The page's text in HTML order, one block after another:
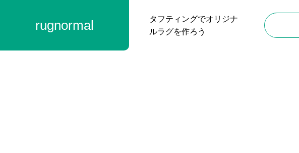
rugnormal
タフティングでオリジナ
ルラグを作ろう